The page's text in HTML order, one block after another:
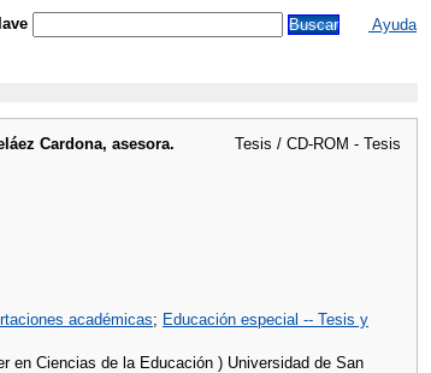
Ayuda
Cardona, asesora.
Tesis / CD-ROM - Tesis
académicas; Educación especial -- Tesis y
en Ciencias de la Educación ) Universidad de San